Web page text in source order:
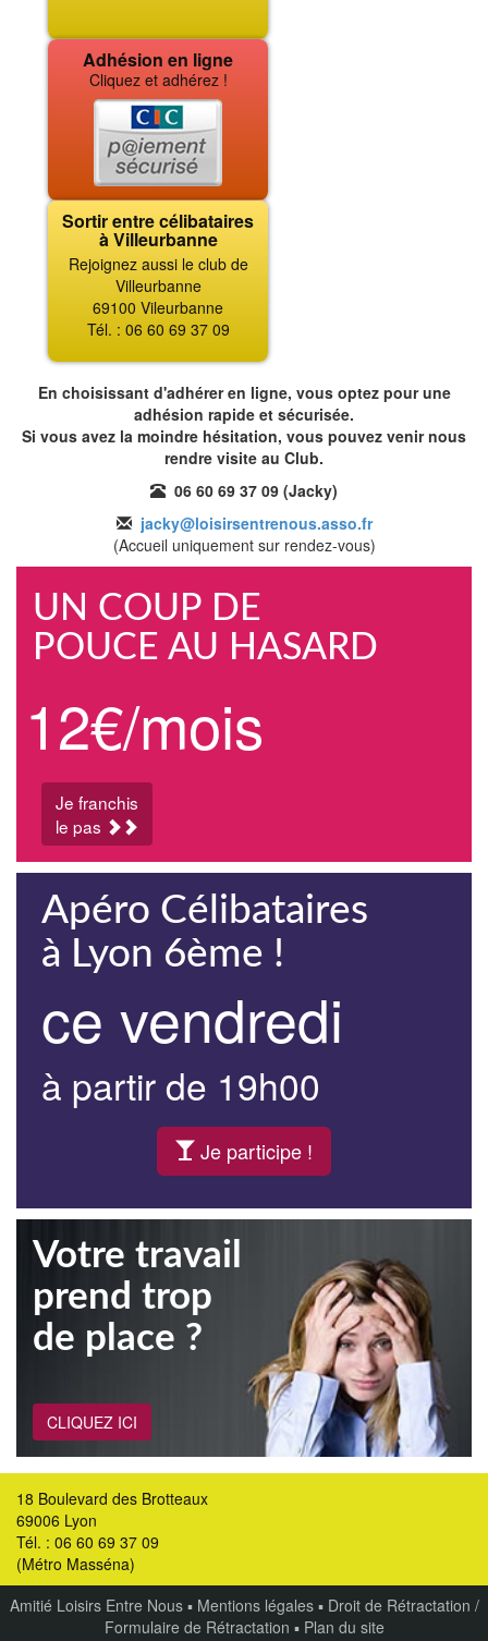
Adhésion en ligne
Cliquez et adhérez !
Sortir entre célibataires
à Villeurbanne
Rejoignez aussi le club de
Villeurbanne
69100 Vileurbanne
Tél. : 06 60 69 37 09
En choisissant d'adhérer en ligne, vous optez pour une
adhésion rapide et sécurisée.
Si vous avez la moindre hésitation, vous pouvez venir nous
rendre visite au Club.
06 60 69 37 09 (Jacky)
jacky@loisirsentrenous.asso.fr
(Accueil uniquement sur rendez-vous)
UN COUP DE
POUCE AU HASARD
12€/mois
Je franchis
le pas
Apéro Célibataires
à Lyon 6ème !
ce vendredi
à partir de 19h00
Je participe !
Votre travail
prend trop
de place ?
CLIQUEZ ICI
18 Boulevard des Brotteaux
69006 Lyon
Tél. : 06 60 69 37 09
(Métro Masséna)
Amitié Loisirs Entre Nous▪ Mentions légales▪ Droit de Rétractation /
Formulaire de Rétractation ▪ Plan du site